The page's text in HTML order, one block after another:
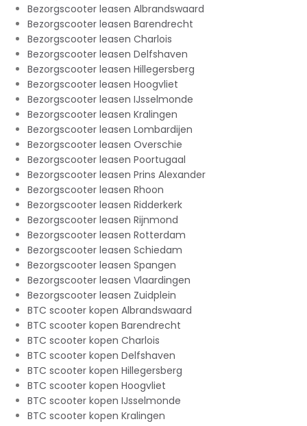
Bezorgscooter leasen Albrandswaard
Bezorgscooter leasen Barendrecht
Bezorgscooter leasen Charlois
Bezorgscooter leasen Delfshaven
Bezorgscooter leasen Hillegersberg
Bezorgscooter leasen Hoogvliet
Bezorgscooter leasen IJsselmonde
Bezorgscooter leasen Kralingen
Bezorgscooter leasen Lombardijen
Bezorgscooter leasen Overschie
Bezorgscooter leasen Poortugaal
Bezorgscooter leasen Prins Alexander
Bezorgscooter leasen Rhoon
Bezorgscooter leasen Ridderkerk
Bezorgscooter leasen Rijnmond
Bezorgscooter leasen Rotterdam
Bezorgscooter leasen Schiedam
Bezorgscooter leasen Spangen
Bezorgscooter leasen Vlaardingen
Bezorgscooter leasen Zuidplein
BTC scooter kopen Albrandswaard
BTC scooter kopen Barendrecht
BTC scooter kopen Charlois
BTC scooter kopen Delfshaven
BTC scooter kopen Hillegersberg
BTC scooter kopen Hoogvliet
BTC scooter kopen IJsselmonde
BTC scooter kopen Kralingen